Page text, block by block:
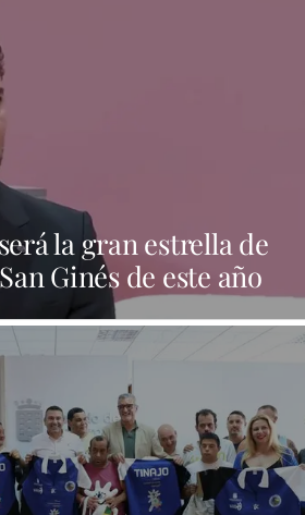
la gran estrella de
Ginés de este año